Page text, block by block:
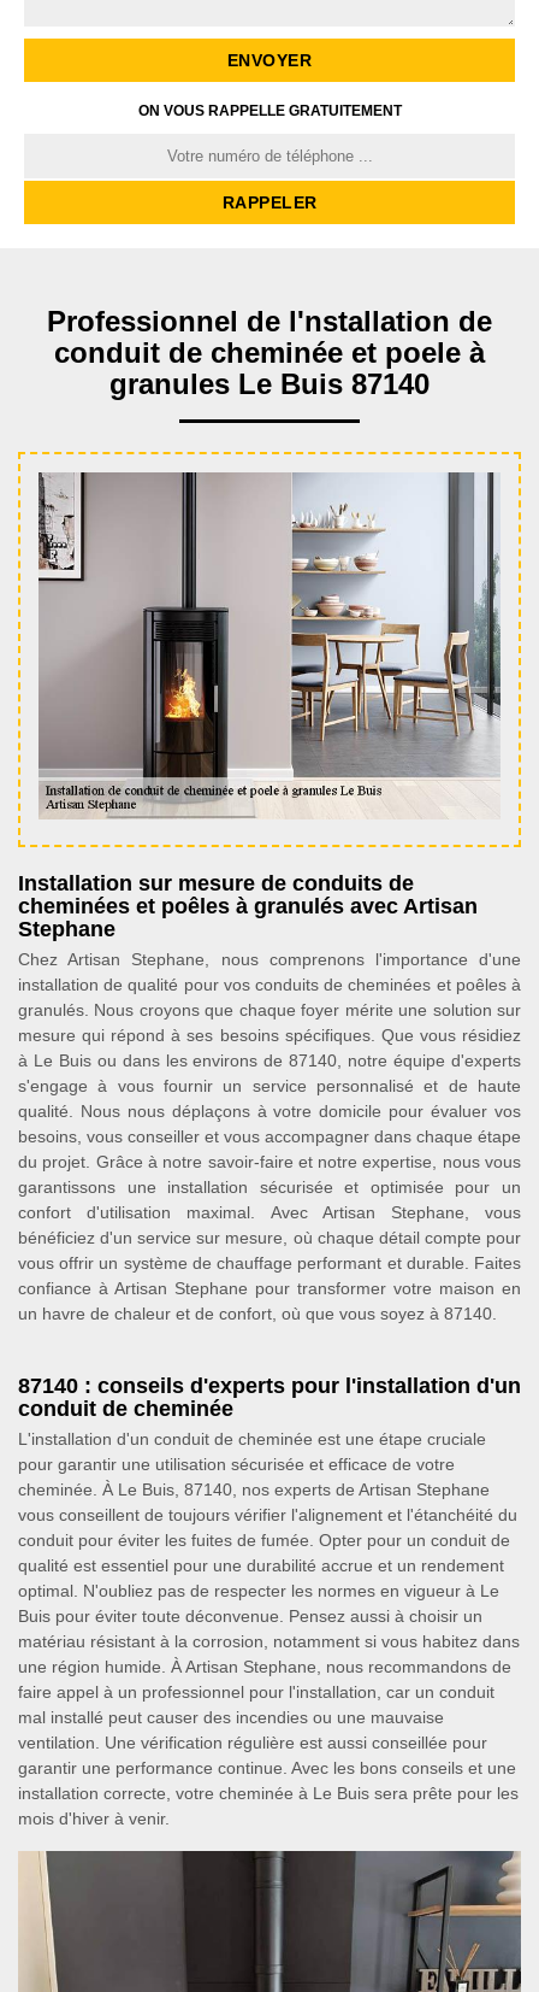
ON VOUS RAPPELLE GRATUITEMENT
Professionnel de l'nstallation de
conduit de cheminée et poele à
granules Le Buis 87140
Installation sur mesure de conduits de
cheminées et poêles à granulés avec Artisan
Stephane
Chez Artisan Stephane, nous comprenons l'importance d'une
installation de qualité pour vos conduits de cheminées et poêles à
granulés. Nous croyons que chaque foyer mérite une solution sur
mesure qui répond à ses besoins spécifiques. Que vous résidiez
à Le Buis ou dans les environs de 87140, notre équipe d'experts
s'engage à vous fournir un service personnalisé et de haute
qualité. Nous nous déplaçons à votre domicile pour évaluer vos
besoins, vous conseiller et vous accompagner dans chaque étape
du projet. Grâce à notre savoir-faire et notre expertise, nous vous
garantissons une installation sécurisée et optimisée pour un
confort d'utilisation maximal. Avec Artisan Stephane, vous
bénéficiez d'un service sur mesure, où chaque détail compte pour
vous offrir un système de chauffage performant et durable. Faites
confiance à Artisan Stephane pour transformer votre maison en
un havre de chaleur et de confort, où que vous soyez à 87140.
87140 : conseils d'experts pour l'installation d'un
conduit de cheminée
L'installation d'un conduit de cheminée est une étape cruciale
pour garantir une utilisation sécurisée et efficace de votre
cheminée. À Le Buis, 87140, nos experts de Artisan Stephane
vous conseillent de toujours vérifier l'alignement et l'étanchéité du
conduit pour éviter les fuites de fumée. Opter pour un conduit de
qualité est essentiel pour une durabilité accrue et un rendement
optimal. N'oubliez pas de respecter les normes en vigueur à Le
Buis pour éviter toute déconvenue. Pensez aussi à choisir un
matériau résistant à la corrosion, notamment si vous habitez dans
une région humide. À Artisan Stephane, nous recommandons de
faire appel à un professionnel pour l'installation, car un conduit
mal installé peut causer des incendies ou une mauvaise
ventilation. Une vérification régulière est aussi conseillée pour
garantir une performance continue. Avec les bons conseils et une
installation correcte, votre cheminée à Le Buis sera prête pour les
mois d'hiver à venir.